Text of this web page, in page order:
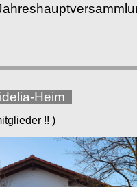
Heim
!! )